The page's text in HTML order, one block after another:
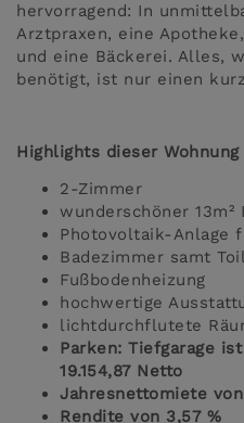
hervorragend: In
Arztpraxen, eine
und eine Bäckerei. Alles,
benötigt, ist nur einen
Highlights dieser Wohnung
2-Zimmer
wunderschöner 13m²
Photovoltaik-Anlage
Badezimmer samt
Fußbodenheizung
hochwertige
lichtdurchflutete
Parken: Tiefgarage
19.154,87 Netto
Jahresnettomiete
Rendite von 3,57 %